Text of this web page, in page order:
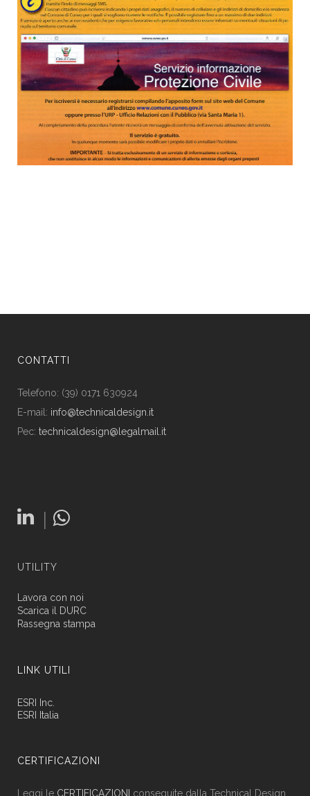
CONTATTI
Telefono: (39) 0171 630924
E-mail: info@technicaldesign.it
Pec: technicaldesign@legalmail.it
|
UTILITY
Lavora con noi
Scarica il DURC
Rassegna stampa
LINK UTILI
ESRI Inc.
ESRI Italia
CERTIFICAZIONI
Leggi le CERTIFICAZIONI conseguite dalla Technical Design